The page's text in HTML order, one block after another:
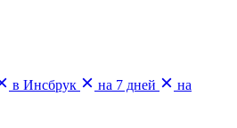
в Инсбрук на 7 дней
на